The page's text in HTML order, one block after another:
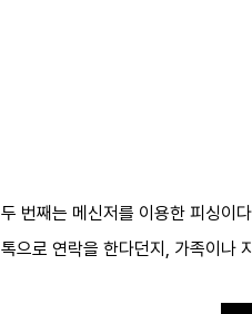
두 번째는 메신저를 이용한 피싱이
톡으로 연락을 한다던지, 가족이나